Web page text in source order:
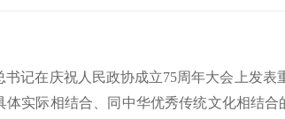
书记在庆祝人民政协成立75周年大会上发
体实际相结合、同中华优秀传统文化相结